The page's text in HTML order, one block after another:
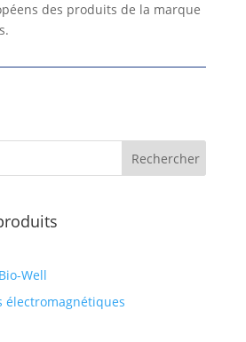
des produits de la marque
Well
électromagnétiques